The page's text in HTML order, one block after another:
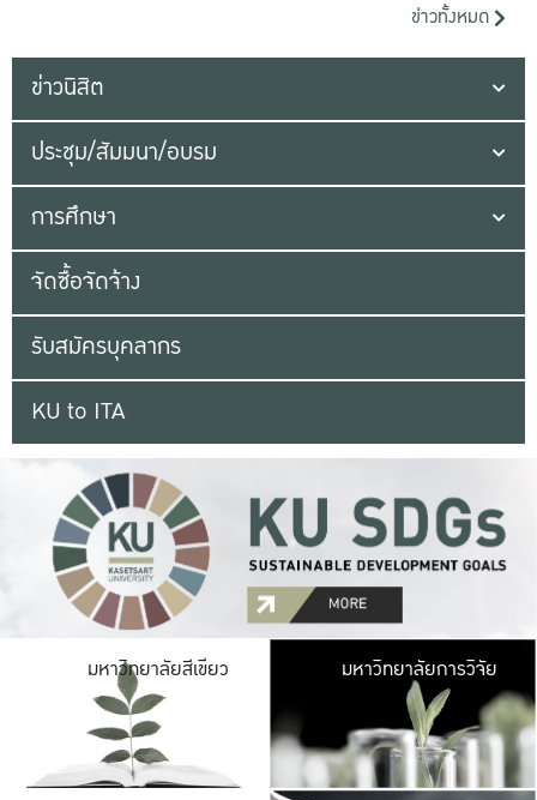
ข่าวทั้งหมด
ข่าวนิสิต
ประชุม/สัมมนา/อบรม
การศึกษา
จัดซื้อจัดจ้าง
รับสมัครบุคลากร
KU to ITA
มหาวิทยาลัยสีเขียว มหาวิ
มีพื้นที่เขียวสดใส
เป็นป่าในเมือง เกษต
มหาวิทยาลัยการวิจัย